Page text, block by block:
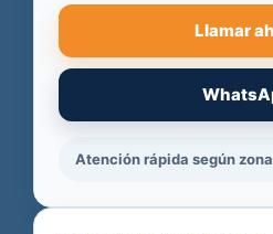
Llamar
Atención rápida según